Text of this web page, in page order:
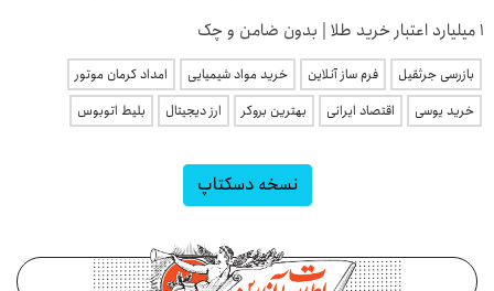
۱ میلیارد اعتبار خرید طلا | بدون ضامن و چک
بازرسی جرثقیل فرم ساز آنلاین خرید مواد شیمیایی
امداد کرمان موتور
خرید یوسی
اقتصاد ایرانی بهترین بروکر ارز دیجیتال بلیط اتوبوس
نسخه دسکتاپ